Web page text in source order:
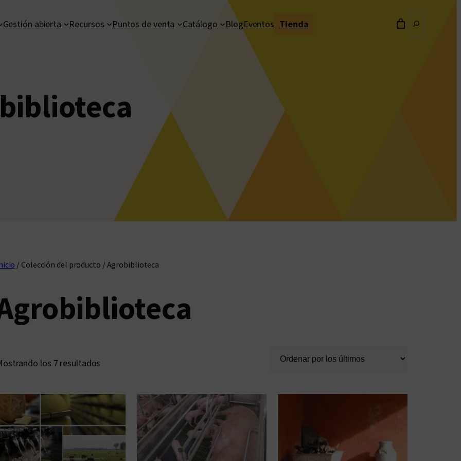
Gestión abierta Recursos Puntos de venta Catálogo BlogEventos Tienda
/ Colección del producto / Agrobiblioteca
los 7 resultados
e
n
a
d